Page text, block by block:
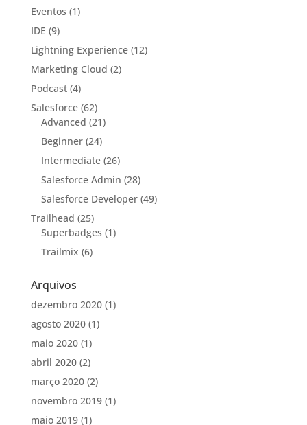
Eventos (1)
IDE (9)
Lightning Experience(12)
Marketing Cloud (2)
Podcast(4)
Salesforce(62)
Advanced (21)
Beginner(24)
Intermediate(26)
Salesforce Admin (28)
Salesforce Developer(49)
Trailhead (25)
Superbadges (1)
Trailmix (6)
Arquivos
dezembro 2020(1)
agosto 2020(1)
maio 2020(1)
abril 2020(2)
março 2020(2)
novembro 2019(1)
maio 2019(1)